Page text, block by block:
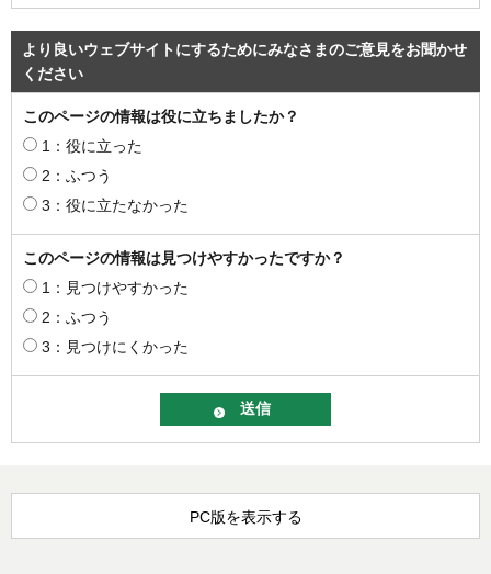
より良いウェブサイトにするためにみなさまのご意見をお聞かせ
ください
このページの情報は役に立ちましたか？
1：役に立った
2：ふつう
3：役に立たなかった
このページの情報は見つけやすかったですか？
1：見つけやすかった
2：ふつう
3：見つけにくかった
PC版を表示する